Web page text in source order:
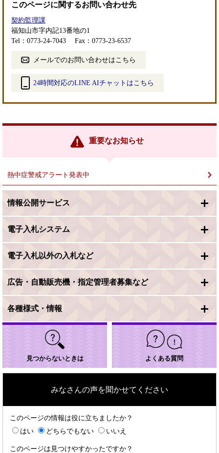
このページに関するお問い合わせ先
契約監理課
福知山市字内記13番地の1
Tel：0773-24-7043
Fax：0773-23-6537
メールでのお問い合わせはこちら
24時間対応のLINE AIチャットはこちら
リ
重要なお知らせ
熱中症警戒アラート発表中
情報公開サービス
電子入札システム
電子入札以外の入札など
広告・自動販売機・指定管理者募集など
各種様式・情報
見つからないときは よくある質問
みなさんの声を聞かせてください
このページの情報は役に立ちましたか？
はい
どちらでもない いいえ
このページは見つけやすかったですか？